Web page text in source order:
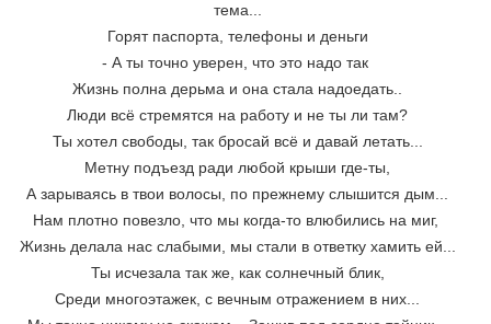
тема...
Горят паспорта, телефоны и деньги
- А ты точно уверен, что это надо так
Жизнь полна дерьма и она стала надоедать..
Люди всё стремятся на работу и не ты ли там?
Ты хотел свободы, так бросай всё и давай летать...
Метну подъезд ради любой крыши где-ты,
А зарываясь в твои волосы, по прежнему слышится дым...
Нам плотно повезло, что мы когда-то влюбились на миг,
Жизнь делала нас слабыми, мы стали в ответку хамить ей...
Ты исчезала так же, как солнечный блик,
Среди многоэтажек, с вечным отражением в них...